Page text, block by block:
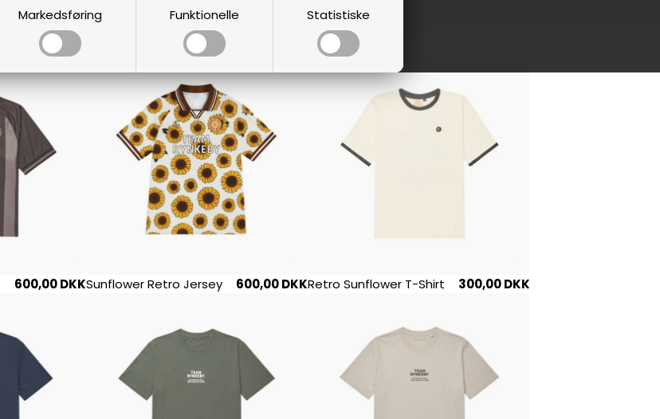
Markedsføring Funktionelle Statistiske
600,00 DKKSunflower Retro Jersey 600,00 DKKRetro Sunflower T-Shirt 300,00 DKK